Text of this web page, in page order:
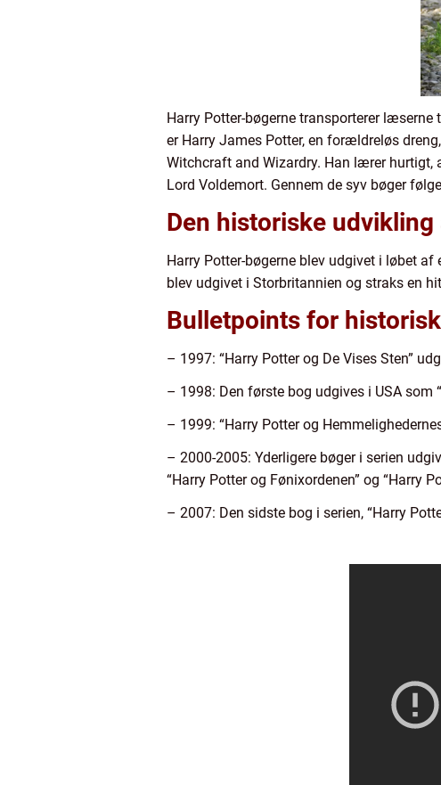
Harry Potter-bøgerne transporterer
er Harry James Potter, en forældreløs
Witchcraft and Wizardry. Han lærer hurtigt,
Lord Voldemort. Gennem de syv bøger
Den historiske
Harry Potter-bøgerne blev udgivet i løbet af
blev udgivet i Storbritannien og straks en
Bulletpoints for
– 1997: “Harry Potter og De Vises Sten”
– 1998: Den første bog udgives i USA som
– 1999: “Harry Potter og
– 2000-2005: Yderligere bøger i serien
“Harry Potter og Fønixordenen” og “Harry
– 2007: Den sidste bog i serien, “Harry